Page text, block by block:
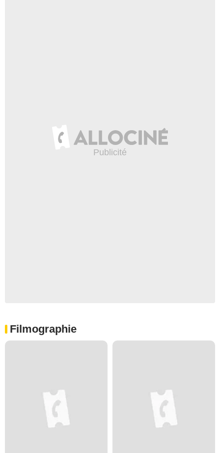
Filmographie